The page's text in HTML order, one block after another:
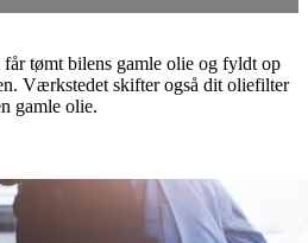
tømt bilens gamle olie og fyldt op
Værkstedet skifter også dit oliefilter
gamle olie.